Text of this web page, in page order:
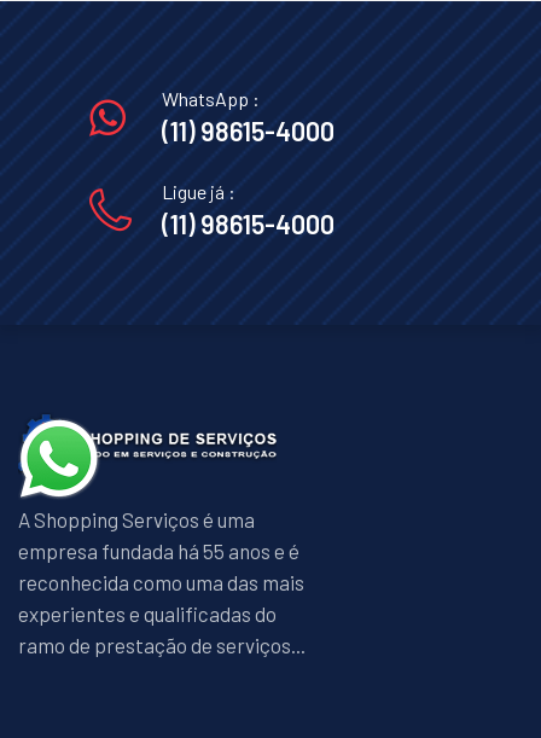
WhatsApp :
(11) 98615-4000
Ligue já :
(11) 98615-4000
A Shopping Serviços é uma
empresa fundada há 55 anos e é
reconhecida como uma das mais
experientes e qualificadas do
ramo de prestação de serviços...